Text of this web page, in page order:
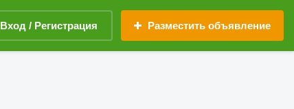
Вход / Регистрация Разместить объявление